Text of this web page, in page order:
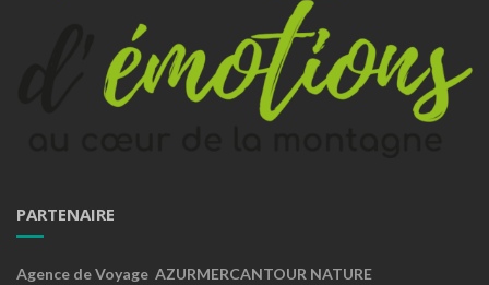
PARTENAIRE
Agence de Voyage AZURMERCANTOUR NATURE